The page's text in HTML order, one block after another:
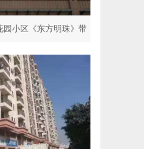
园小区《东方明珠》带
超五星标准